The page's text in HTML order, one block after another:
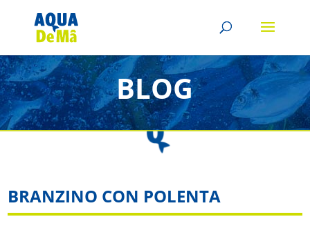
BLOG
BRANZINO CON POLENTA